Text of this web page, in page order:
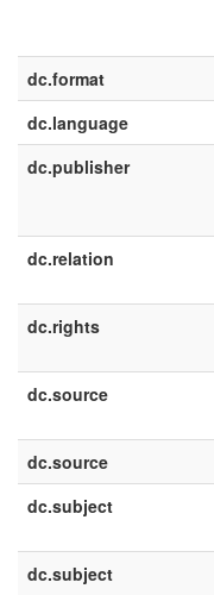
dc.format
dc.language
dc.publisher
dc.relation
dc.rights
dc.source
dc.source
dc.subject
dc.subject